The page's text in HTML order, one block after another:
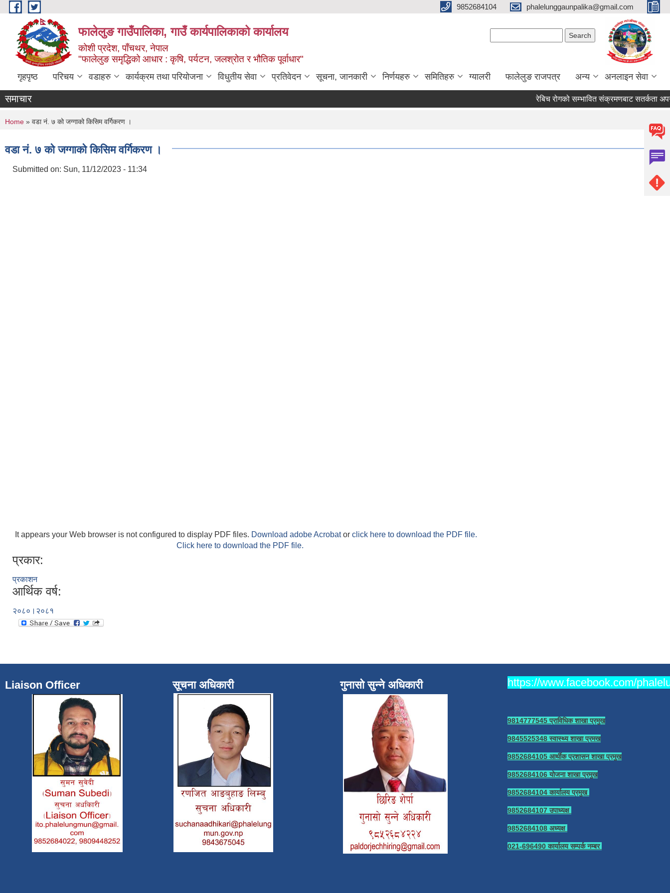
Skip to main content 9852684104 phalelunggaunpalika@gmail.com
फालेलुङ गाउँपालिका, गाउँ कार्यपालिकाको कार्यालय
कोशी प्रदेश, पाँचथर, नेपाल
"फालेलुङ समृद्धिको आधार : कृषि, पर्यटन, जलश्रोत र भौतिक पूर्वाधार"
गृहपृष्ठ परिचय वडाहरु कार्यक्रम तथा परियोजना विधुतीय सेवा प्रतिवेदन सूचना, जानकारी निर्णयहरु समितिहरु ग्यालरी फालेलुङ राजपत्र अन्य अनलाइन सेवा
समाचार रेबिच रोगको सम्भावित संक्रमणबाट सतर्कता
You are here
Home » वडा नं. ७ को जग्गाको किसिम वर्गिकरण ।
वडा नं. ७ को जग्गाको किसिम वर्गिकरण ।
Submitted on: Sun, 11/12/2023 - 11:34
It appears your Web browser is not configured to display PDF files. Download adobe Acrobator click here to download the PDF file.
Click here to download the PDF file.
प्रकार:
प्रकाशन
आर्थिक वर्ष:
२०८०।२०८१
Liaison Officer सूचना अधिकारी गुनासो सुन्ने अधिकारी https://www.facebook.com/
9814777545 प्राविधिक शाखा प्रमुख
9845525348 स्वास्थ्य शाखा प्रमख
9852684105 आर्थीक प्रशासन शाखा प्रमुख
9852684106 योजना शाखा प्रमुख
9852684104 कार्यालय प्रमुख
9852684107 उपाध्यक्ष
9852684108 अध्यक्ष
021-696490 कार्यालय सम्पर्क नम्बर